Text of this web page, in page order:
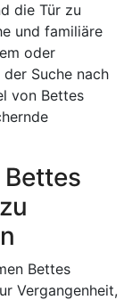
die Tür zu
und familiäre
oder
Suche nach
von Bettes
Bettes
Vergangenheit,